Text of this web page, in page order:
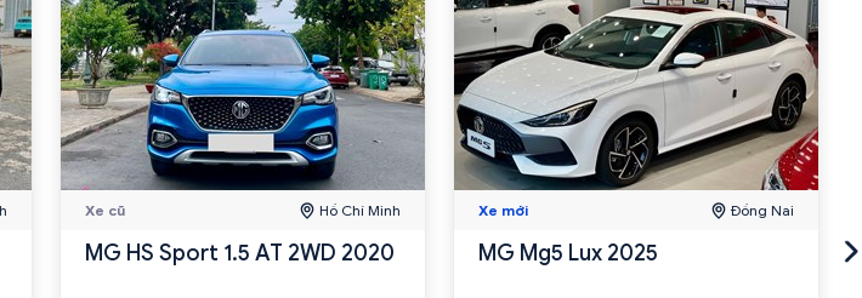
Xe cũ Hồ Chí Minh
MG HS Sport 1.5 AT 2WD 2020
Xe mới Đồng Nai
MG Mg5 Lux 2025